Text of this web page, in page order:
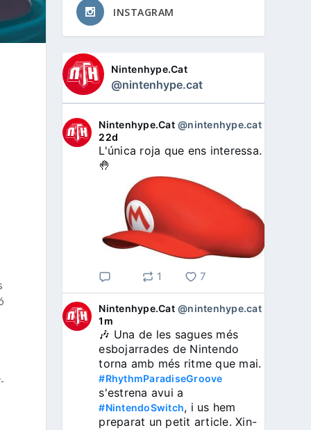
INSTAGRAM
Nintenhype.Cat
@nintenhype.cat
Nintenhype.Cat @nintenhype.cat⋅
22d
L'única roja que ens interessa.
🤚
1 7
Nintenhype.Cat @nintenhype.cat⋅
1m
🎶 Una de les sagues més
esbojarrades de Nintendo
#RhythmParadiseGroove
#NintendoSwitch, i us hem
preparat un petit article. Xin-